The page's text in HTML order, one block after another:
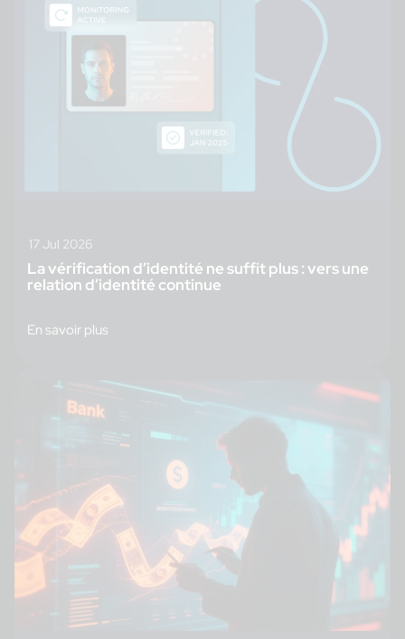
17 Jul 2026
La vérification d’identité ne suffit plus : vers une
relation d’identité continue
En savoir plus